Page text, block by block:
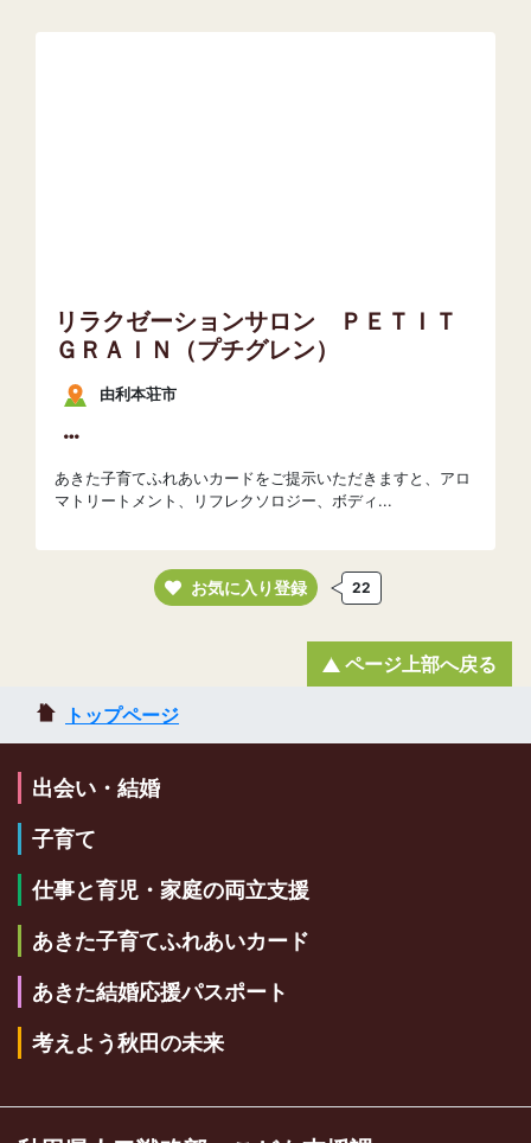
リラクゼーションサロン ＰＥＴＩＴ
ＧＲＡＩＮ（プチグレン）
由利本荘市
あきた子育てふれあいカードをご提示いただきますと、アロ
マトリートメント、リフレクソロジー、ボディ...
お気に入り登録 22
トップページ
ページ上部へ戻る
出会い・結婚
子育て
仕事と育児・家庭の両立支援
あきた子育てふれあいカード
あきた結婚応援パスポート
考えよう秋田の未来